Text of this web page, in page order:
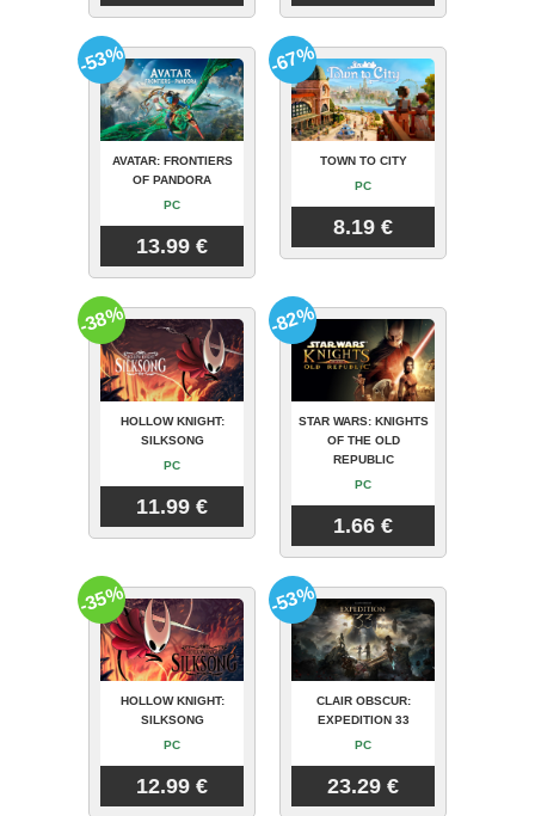
AVATAR: FRONTIERS
OF PANDORA
PC
13.99 €
-53%
TOWN TO CITY
PC
8.19 €
-67%
HOLLOW KNIGHT:
SILKSONG
PC
11.99 €
-38%
STAR WARS: KNIGHTS
OF THE OLD
REPUBLIC
PC
1.66 €
-82%
HOLLOW KNIGHT:
SILKSONG
PC
12.99 €
-35%
CLAIR OBSCUR:
EXPEDITION 33
PC
23.29 €
-53%